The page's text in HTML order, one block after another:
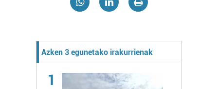
Azken 3 egunetako irakurrienak
1